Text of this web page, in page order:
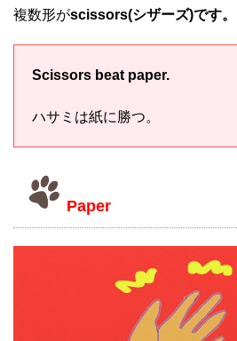
複数形がscissors(シザーズ)です。
Scissors beat paper.
ハサミは紙に勝つ。
Paper